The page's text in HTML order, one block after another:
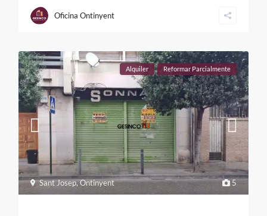
Oficina Ontinyent
5
Sant Josep,Ontinyent
Alquiler Reformar Parcialmente